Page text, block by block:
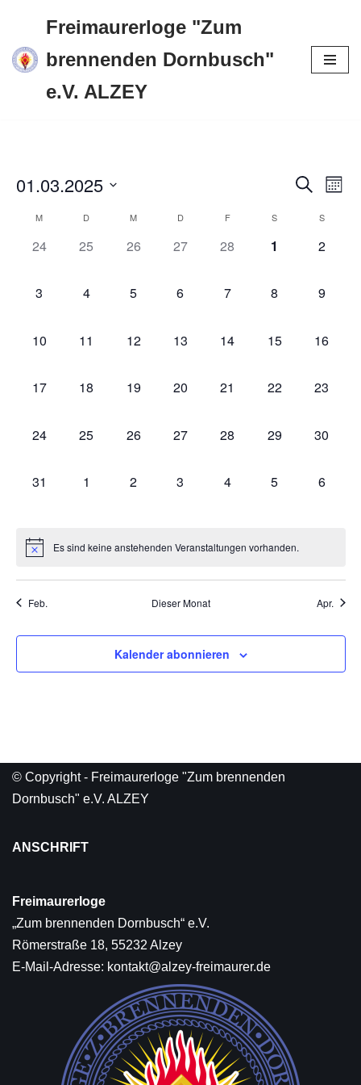
Zum
Inhalt
springen
Freimaurerloge "Zum
brennenden Dornbusch"
e.V. ALZEY
Suche
und
Suche
Monat
01.03.2025
Kalender
von
M D M D F S S
0
24
0
25
0
26
0
27
0
28
0
1
0
2
0
3
0
4
0
5
0
6
0
7
0
8
0
9
0
10
0
11
0
12
0
13
0
14
0
15
0
16
0
17
0
18
0
19
0
20
0
21
0
22
0
23
0
24
0
25
0
26
0
27
0
28
0
29
0
30
0
31
0
1
0
2
0
3
0
4
0
5
0
6
Es sind keine anstehenden Veranstaltungen vorhanden.
Feb. Dieser Monat Apr.
Kalender abonnieren
© Copyright - Freimaurerloge "Zum brennenden
Dornbusch" e.V. ALZEY
ANSCHRIFT
Freimaurerloge
„Zum brennenden Dornbusch“ e.V.
Römerstraße 18, 55232 Alzey
E-Mail-Adresse: kontakt@alzey-freimaurer.de